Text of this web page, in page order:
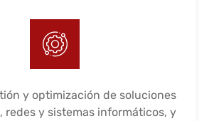
y optimización de soluciones
redes y sistemas informáticos, y